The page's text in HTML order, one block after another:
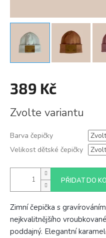
389 Kč
cena:
Zvolte variantu
Barva čepičky
Velikost dětské čepičky
PŘIDAT DO
Zimní čepička s
nejkvalitnějšího
poddajný. Elegantní